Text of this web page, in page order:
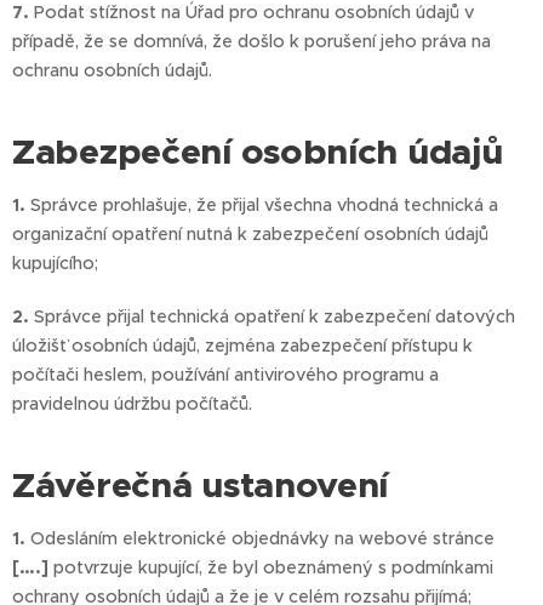
7. Podat stížnost na Úřad pro ochranu osobních údajů v
případě, že se domnívá, že došlo k porušení jeho práva na
ochranu osobních údajů.
Zabezpečení osobních údajů
1. Správce prohlašuje, že přijal všechna vhodná technická a
organizační opatření nutná k zabezpečení osobních údajů
kupujícího;
2. Správce přijal technická opatření k zabezpečení datových
úložišť osobních údajů, zejména zabezpečení přístupu k
počítači heslem, používání antivirového programu a
pravidelnou údržbu počítačů.
Závěrečná ustanovení
1. Odesláním elektronické objednávky na webové stránce
[….] potvrzuje kupující, že byl obeznámený s podmínkami
ochrany osobních údajů a že je v celém rozsahu přijímá;